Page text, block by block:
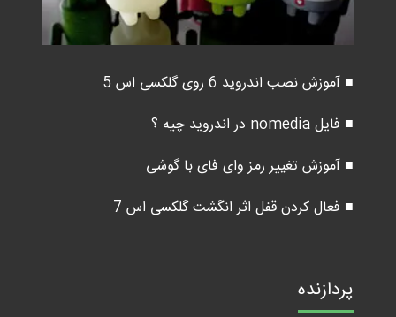
■ آموزش نصب اندروید 6 روی گلکسی اس 5
■ فایل nomedia در اندروید چیه ؟
■ آموزش تغییر رمز وای فای با گوشی
■ فعال کردن قفل اثر انگشت گلکسی اس 7
پردازنده